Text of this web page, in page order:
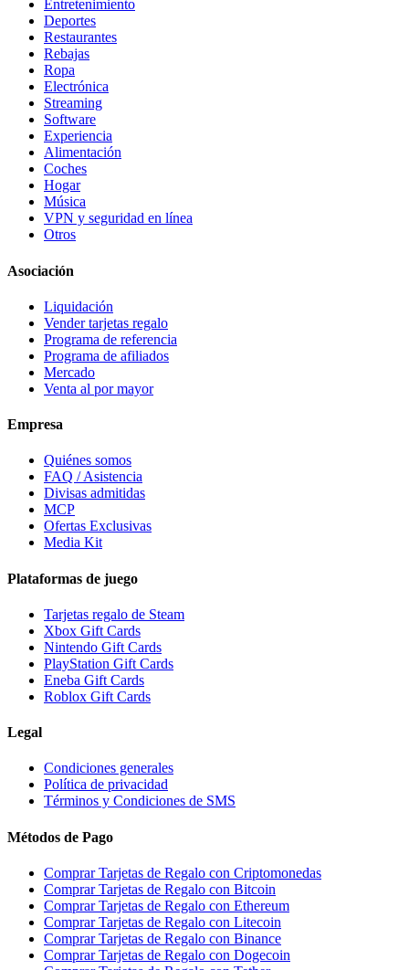
Entretenimiento
Deportes
Restaurantes
Rebajas
Ropa
Electrónica
Streaming
Software
Experiencia
Alimentación
Coches
Hogar
Música
VPN y seguridad en línea
Otros
Asociación
Liquidación
Vender tarjetas regalo
Programa de referencia
Programa de afiliados
Mercado
Venta al por mayor
Empresa
Quiénes somos
FAQ / Asistencia
Divisas admitidas
MCP
Ofertas Exclusivas
Media Kit
Plataformas de juego
Tarjetas regalo de Steam
Xbox Gift Cards
Nintendo Gift Cards
PlayStation Gift Cards
Eneba Gift Cards
Roblox Gift Cards
Legal
Condiciones generales
Política de privacidad
Términos y Condiciones de SMS
Métodos de Pago
Comprar Tarjetas de Regalo con Criptomonedas
Comprar Tarjetas de Regalo con Bitcoin
Comprar Tarjetas de Regalo con Ethereum
Comprar Tarjetas de Regalo con Litecoin
Comprar Tarjetas de Regalo con Binance
Comprar Tarjetas de Regalo con Dogecoin